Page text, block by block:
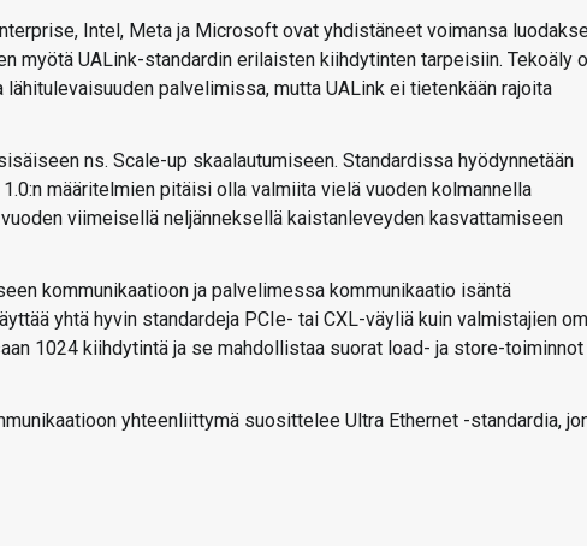
Intel, Meta ja Microsoft ovat yhdistäneet voimansa
myötä UALink-standardin erilaisten kiihdytinten tarpeisiin. Tekoäly
palvelimissa, mutta UALink ei tietenkään rajoita
ns. Scale-up skaalautumiseen. Standardissa hyödynnetään
määritelmien pitäisi olla valmiita vielä vuoden kolmannella
viimeisellä neljänneksellä kaistanleveyden kasvattamiseen
kommunikaatioon ja palvelimessa kommunikaatio isäntä
yhtä hyvin standardeja PCIe- tai CXL-väyliä kuin valmistajien
1024 kiihdytintä ja se mahdollistaa suorat load- ja store-toiminnot
yhteenliittymä suosittelee Ultra Ethernet -standardia,